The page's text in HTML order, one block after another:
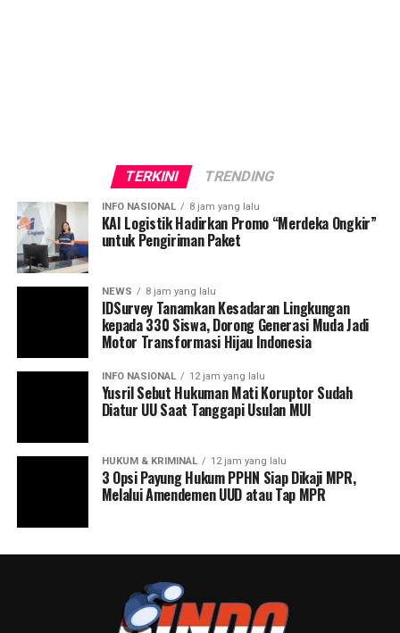
TERKINI TRENDING
INFO NASIONAL 8 jam yang lalu
KAI Logistik Hadirkan Promo “Merdeka Ongkir”
untuk Pengiriman Paket
NEWS 8 jam yang lalu
IDSurvey Tanamkan Kesadaran Lingkungan
kepada 330 Siswa, Dorong Generasi Muda Jadi
Motor Transformasi Hijau Indonesia
INFO NASIONAL 12 jam yang lalu
Yusril Sebut Hukuman Mati Koruptor Sudah
Diatur UU Saat Tanggapi Usulan MUI
HUKUM & KRIMINAL 12 jam yang lalu
3 Opsi Payung Hukum PPHN Siap Dikaji MPR,
Melalui Amendemen UUD atau Tap MPR